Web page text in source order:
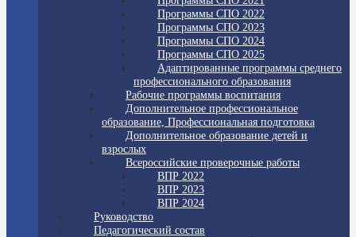
Программы СПО 2022
Программы СПО 2023
Программы СПО 2024
Программы СПО 2025
Адаптированные программы среднего
профессионального образования
Рабочие программы воспитания
Дополнительное профессиональное
образование, Профессиональная подготовка
Дополнительное образование детей и
взрослых
Всероссийские проверочные работы
ВПР 2022
ВПР 2023
ВПР 2024
Руководство
Педагогический состав